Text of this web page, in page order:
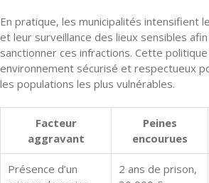
En pratique, les municipalités intensifient
et leur surveillance des lieux sensibles
sanctionner ces infractions. Cette
environnement sécurisé et respectueux
les populations les plus vulnérables.
Facteur
aggravant
Peines
encourues
Présence d’un
2 ans de prison,